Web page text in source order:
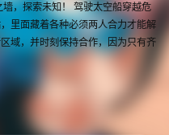
，探索未知！ 驾驶太空船穿越危
里面藏着各种必须两人合力才能解
域，并时刻保持合作，因为只有齐